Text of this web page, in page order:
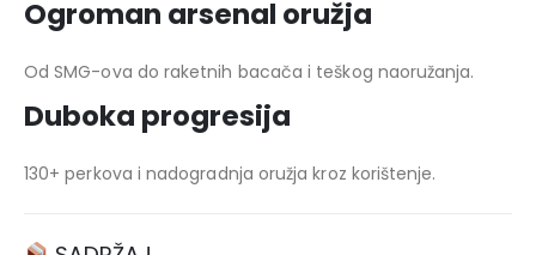
Ogroman arsenal oružja
Od SMG-ova do raketnih bacača i teškog naoružanja.
Duboka progresija
130+ perkova i nadogradnja oružja kroz korištenje.